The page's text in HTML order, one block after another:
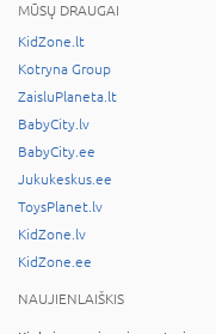
MŪSŲ DRAUGAI
KidZone.lt
Kotryna Group
ZaisluPlaneta.lt
BabyCity.lv
BabyCity.ee
Jukukeskus.ee
ToysPlanet.lv
KidZone.lv
KidZone.ee
NAUJIENLAIŠKIS